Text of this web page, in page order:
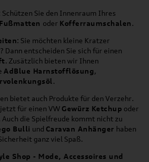
Schützen Sie den Innenraum Ihres
Fußmatten oder Kofferraumschalen.
: Sie möchten kleine Kratzer
Dann entscheiden Sie sich für einen
. Zusätzlich bieten wir Ihnen
AdBlue Harnstofflösung,
.
bietet auch Produkte für den Verzehr.
für einen VW Gewürz Ketchup oder
Auch die Spielfreude kommt nicht zu
Bulli und Caravan Anhänger haben
ganz viel Spaß.
Shop - Mode, Accessoires und